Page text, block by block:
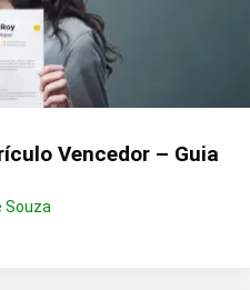
Vencedor – Guia
Souza